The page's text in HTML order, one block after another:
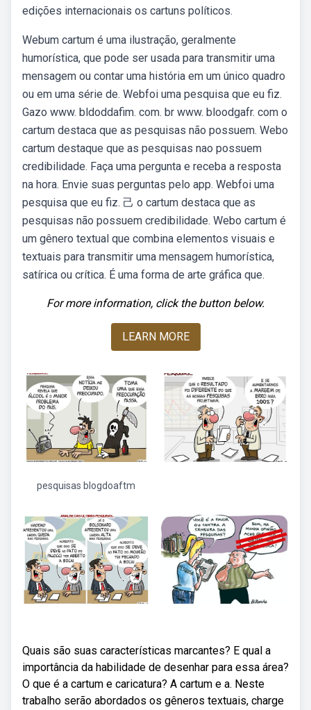
edições internacionais os cartuns políticos.
Webum cartum é uma ilustração, geralmente
humorística, que pode ser usada para transmitir uma
mensagem ou contar uma história em um único quadro
ou em uma série de. Webfoi uma pesquisa que eu fiz.
Gazo www. bldoddafim. com. br www. bloodgafr. com o
cartum destaca que as pesquisas não possuem. Webo
cartum destaque que as pesquisas nao possuem
credibilidade. Faça uma pergunta e receba a resposta
na hora. Envie suas perguntas pelo app. Webfoi uma
pesquisa que eu fiz. 己 o cartum destaca que as
pesquisas não possuem credibilidade. Webo cartum é
um gênero textual que combina elementos visuais e
textuais para transmitir uma mensagem humorística,
satírica ou crítica. É uma forma de arte gráfica que.
For more information, click the button below.
LEARN MORE
pesquisas blogdoaftm
Quais são suas características marcantes? E qual a
importância da habilidade de desenhar para essa área?
O que é a cartum e caricatura? A cartum e a. Neste
trabalho serão abordados os gêneros textuais, charge